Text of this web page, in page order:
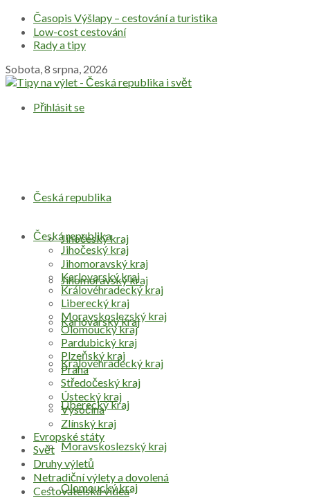
Časopis Výšlapy – cestování a turistika
Low-cost cestování
Rady a tipy
Sobota, 8 srpna, 2026
Přihlásit se
Česká republika
Jihočeský kraj
Jihomoravský kraj
Karlovarský kraj
Královéhradecký kraj
Liberecký kraj
Moravskoslezský kraj
Olomoucký kraj
Česká republika
Jihočeský kraj
Jihomoravský kraj
Karlovarský kraj
Královéhradecký kraj
Liberecký kraj
Moravskoslezský kraj
Olomoucký kraj
Pardubický kraj
Plzeňský kraj
Praha
Středočeský kraj
Ústecký kraj
Vysočina
Zlínský kraj
Evropské státy
Svět
Druhy výletů
Netradiční výlety a dovolená
Cestovatelská videa